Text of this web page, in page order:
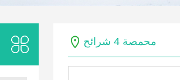
محمصة 4 شرائح